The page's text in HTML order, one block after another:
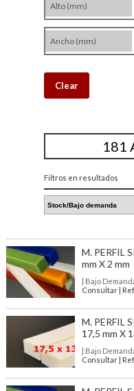
Alto (mm)
Ancho (mm)
Clear
181
Filtros en resultados
M. PERFIL
mm X 2 mm
| Bajo
Consultar |
M. PERFIL
17,5 mm X
| Bajo
Consultar |